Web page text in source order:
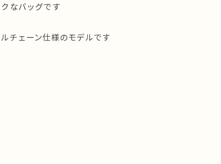
なバッグです
チェーン仕様のモデルです